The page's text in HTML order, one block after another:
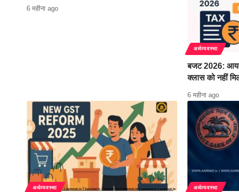
6 महीना ago
अर्थव्यवस्था
बजट 2026:
क्लास को नहीं
6 महीना ago
अर्थव्यवस्था अर्थव्यवस्था